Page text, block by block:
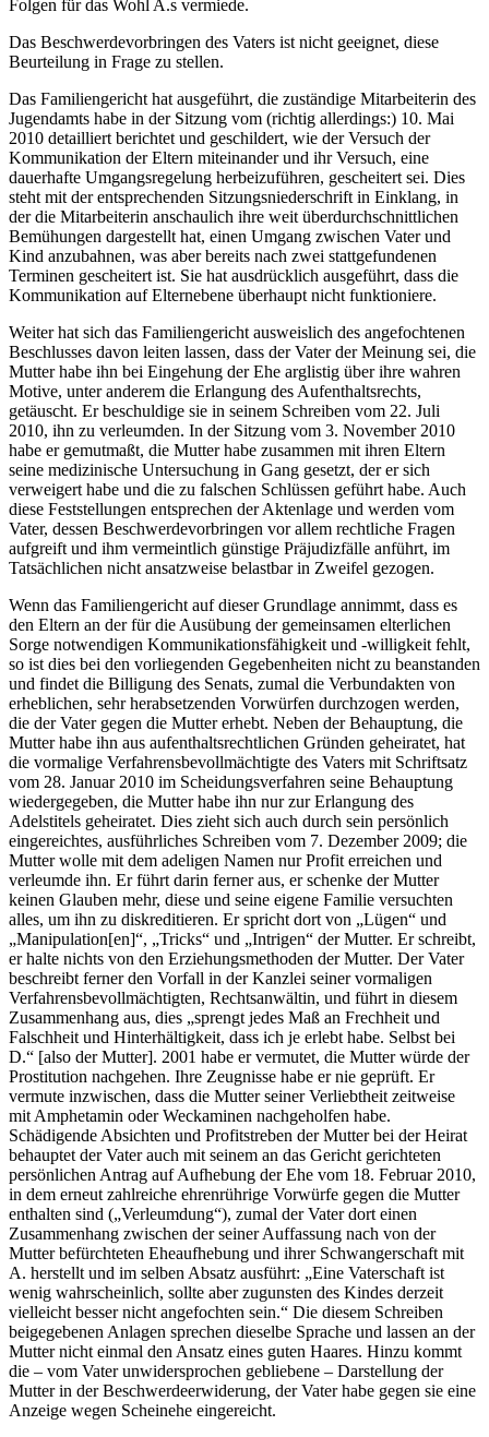
Folgen für das Wohl A.s vermiede.
Das Beschwerdevorbringen des Vaters ist nicht geeignet, diese
Beurteilung in Frage zu stellen.
Das Familiengericht hat ausgeführt, die zuständige Mitarbeiterin des
Jugendamts habe in der Sitzung vom (richtig allerdings:) 10. Mai
2010 detailliert berichtet und geschildert, wie der Versuch der
Kommunikation der Eltern miteinander und ihr Versuch, eine
dauerhafte Umgangsregelung herbeizuführen, gescheitert sei. Dies
steht mit der entsprechenden Sitzungsniederschrift in Einklang, in
der die Mitarbeiterin anschaulich ihre weit überdurchschnittlichen
Bemühungen dargestellt hat, einen Umgang zwischen Vater und
Kind anzubahnen, was aber bereits nach zwei stattgefundenen
Terminen gescheitert ist. Sie hat ausdrücklich ausgeführt, dass die
Kommunikation auf Elternebene überhaupt nicht funktioniere.
Weiter hat sich das Familiengericht ausweislich des angefochtenen
Beschlusses davon leiten lassen, dass der Vater der Meinung sei, die
Mutter habe ihn bei Eingehung der Ehe arglistig über ihre wahren
Motive, unter anderem die Erlangung des Aufenthaltsrechts,
getäuscht. Er beschuldige sie in seinem Schreiben vom 22. Juli
2010, ihn zu verleumden. In der Sitzung vom 3. November 2010
habe er gemutmaßt, die Mutter habe zusammen mit ihren Eltern
seine medizinische Untersuchung in Gang gesetzt, der er sich
verweigert habe und die zu falschen Schlüssen geführt habe. Auch
diese Feststellungen entsprechen der Aktenlage und werden vom
Vater, dessen Beschwerdevorbringen vor allem rechtliche Fragen
aufgreift und ihm vermeintlich günstige Präjudizfälle anführt, im
Tatsächlichen nicht ansatzweise belastbar in Zweifel gezogen.
Wenn das Familiengericht auf dieser Grundlage annimmt, dass es
den Eltern an der für die Ausübung der gemeinsamen elterlichen
Sorge notwendigen Kommunikationsfähigkeit und -willigkeit fehlt,
so ist dies bei den vorliegenden Gegebenheiten nicht zu beanstanden
und findet die Billigung des Senats, zumal die Verbundakten von
erheblichen, sehr herabsetzenden Vorwürfen durchzogen werden,
die der Vater gegen die Mutter erhebt. Neben der Behauptung, die
Mutter habe ihn aus aufenthaltsrechtlichen Gründen geheiratet, hat
die vormalige Verfahrensbevollmächtigte des Vaters mit Schriftsatz
vom 28. Januar 2010 im Scheidungsverfahren seine Behauptung
wiedergegeben, die Mutter habe ihn nur zur Erlangung des
Adelstitels geheiratet. Dies zieht sich auch durch sein persönlich
eingereichtes, ausführliches Schreiben vom 7. Dezember 2009; die
Mutter wolle mit dem adeligen Namen nur Profit erreichen und
verleumde ihn. Er führt darin ferner aus, er schenke der Mutter
keinen Glauben mehr, diese und seine eigene Familie versuchten
alles, um ihn zu diskreditieren. Er spricht dort von „Lügen“ und
„Manipulation[en]“, „Tricks“ und „Intrigen“ der Mutter. Er schreibt,
er halte nichts von den Erziehungsmethoden der Mutter. Der Vater
beschreibt ferner den Vorfall in der Kanzlei seiner vormaligen
Verfahrensbevollmächtigten, Rechtsanwältin, und führt in diesem
Zusammenhang aus, dies „sprengt jedes Maß an Frechheit und
Falschheit und Hinterhältigkeit, dass ich je erlebt habe. Selbst bei
D.“ [also der Mutter]. 2001 habe er vermutet, die Mutter würde der
Prostitution nachgehen. Ihre Zeugnisse habe er nie geprüft. Er
vermute inzwischen, dass die Mutter seiner Verliebtheit zeitweise
mit Amphetamin oder Weckaminen nachgeholfen habe.
Schädigende Absichten und Profitstreben der Mutter bei der Heirat
behauptet der Vater auch mit seinem an das Gericht gerichteten
persönlichen Antrag auf Aufhebung der Ehe vom 18. Februar 2010,
in dem erneut zahlreiche ehrenrührige Vorwürfe gegen die Mutter
enthalten sind („Verleumdung“), zumal der Vater dort einen
Zusammenhang zwischen der seiner Auffassung nach von der
Mutter befürchteten Eheaufhebung und ihrer Schwangerschaft mit
A. herstellt und im selben Absatz ausführt: „Eine Vaterschaft ist
wenig wahrscheinlich, sollte aber zugunsten des Kindes derzeit
vielleicht besser nicht angefochten sein.“ Die diesem Schreiben
beigegebenen Anlagen sprechen dieselbe Sprache und lassen an der
Mutter nicht einmal den Ansatz eines guten Haares. Hinzu kommt
die – vom Vater unwidersprochen gebliebene – Darstellung der
Mutter in der Beschwerdeerwiderung, der Vater habe gegen sie eine
Anzeige wegen Scheinehe eingereicht.